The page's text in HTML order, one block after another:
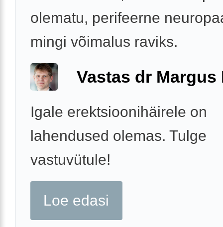
olematu, perifeerne
mingi võimalus raviks.
Vastas dr Margus
Igale erektsioonihäirele on
lahendused olemas. Tulge
vastuvütule!
Loe edasi